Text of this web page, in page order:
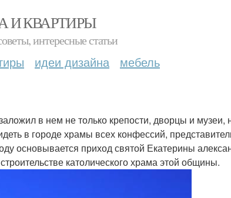
И КВАРТИРЫ
интересные статьи
идеи дизайна мебель
в нем не только крепости, дворцы и музеи,
в городе храмы всех конфессий,
основывается приход святой Екатерины
католического храма этой общины.